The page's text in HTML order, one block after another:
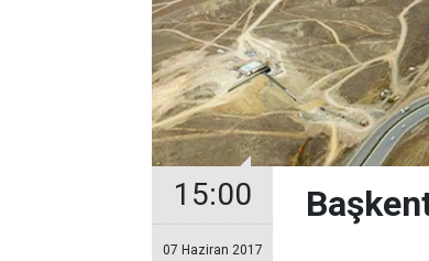
15:00
07 Haziran 2017